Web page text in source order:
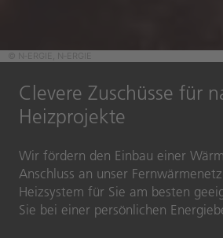
Clevere Zuschüsse für
Heizprojekte
Wir fördern den Einbau einer
Anschluss an unser
Heizsystem für Sie am besten
Sie bei einer persönlichen